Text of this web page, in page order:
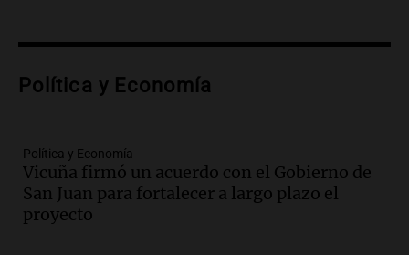
Audio.Lanzamiento del Tigo 7 CSH: el
al mercado argentino
Audio.Perito Moreno recibe la Copa
Mundial de Natación de Invierno con
récords y atletas de 20 países
Amamos Argentina
Política y Economía
Política y Economía
Vicuña firmó un acuerdo con el Gobierno de
San Juan para fortalecer a largo plazo el
proyecto